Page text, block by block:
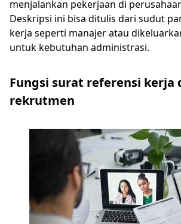
menjalankan pekerjaan di
Deskripsi ini bisa ditulis dari sudut
kerja seperti manajer atau
untuk kebutuhan administrasi.
Fungsi surat referensi kerja
rekrutmen